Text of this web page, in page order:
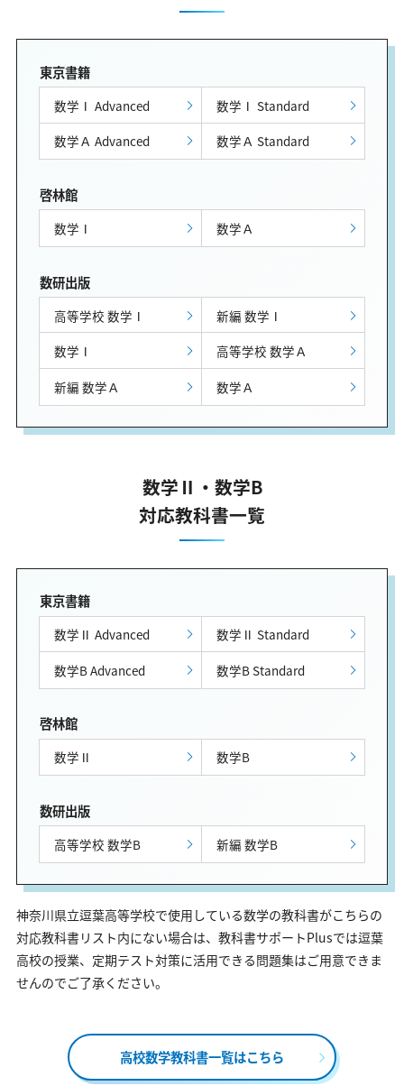
東京書籍
数学Ⅰ Advanced
数学Ⅰ Standard
数学Ａ Advanced
数学Ａ Standard
啓林館
数学Ⅰ 数学Ａ
数研出版
高等学校 数学Ⅰ
新編 数学Ⅰ
数学Ⅰ
高等学校 数学Ａ
新編 数学Ａ
数学Ａ
数学Ⅱ・数学B
対応教科書一覧
東京書籍
数学Ⅱ Advanced
数学Ⅱ Standard
数学B Advanced
数学B Standard
啓林館
数学Ⅱ 数学B
数研出版
高等学校 数学B 新編 数学B
神奈川県立逗葉高等学校で使用している数学の教科書がこちらの
対応教科書リスト内にない場合は、教科書サポートPlusでは逗葉
高校の授業、定期テスト対策に活用できる問題集はご用意できま
せんのでご了承ください。
高校数学教科書一覧はこちら